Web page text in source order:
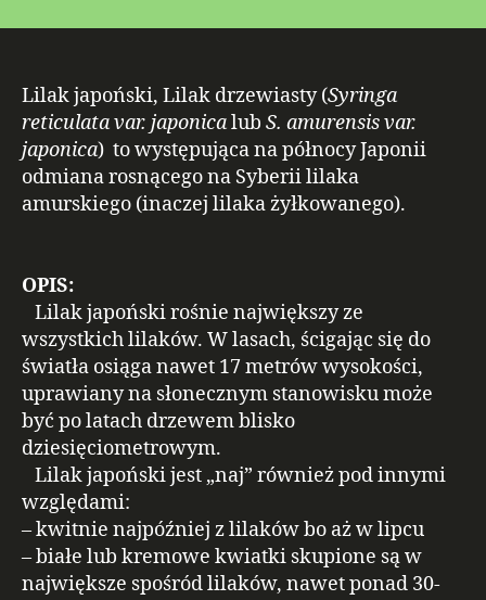
Lilak japoński, Lilak drzewiasty (Syringa
reticulata var. japonicalub S. amurensis var.
japonica) to występująca na północy Japonii
odmiana rosnącego na Syberii lilaka
amurskiego (inaczej lilaka żyłkowanego).
OPIS:
Lilak japoński rośnie największy ze
wszystkich lilaków. W lasach, ścigając się do
światła osiąga nawet 17 metrów wysokości,
uprawiany na słonecznym stanowisku może
być po latach drzewem blisko
dziesięciometrowym.
Lilak japoński jest „naj” również pod innymi
względami:
– kwitnie najpóźniej z lilaków bo aż w lipcu
– białe lub kremowe kwiatki skupione są w
największe spośród lilaków, nawet ponad 30-